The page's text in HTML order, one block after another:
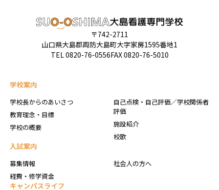
〒742-2711
山口県大島郡周防大島町大字家房1595番地1
TEL0820-76-0556FAX 0820-76-5010
学校案内
学校長からのあいさつ
教育理念・目標
学校の概要
自己点検・自己評価／学校関係者
評価
施設紹介
校歌
入試案内
募集情報
経費・修学資金
社会人の方へ
キャンパスライフ